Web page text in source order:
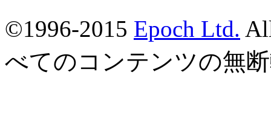
©1996-2015 Epoch Ltd.
べてのコンテンツの無